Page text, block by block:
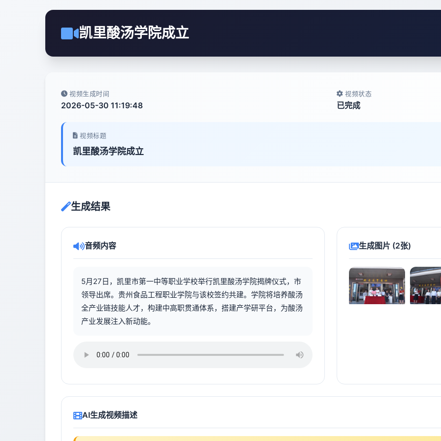
凯里酸汤学院成立
视频生成时间
2026-05-30 11:19:48
视频状态
已完成
视频标题
凯里酸汤学院成立
生成结果
音频内容
5月27日，凯里市第一中等职业学校举行凯里酸汤学院揭牌仪式，市
领导出席。贵州食品工程职业学院与该校签约共建。学院将培养酸汤
全产业链技能人才，构建中高职贯通体系，搭建产学研平台，为酸汤
产业发展注入新动能。
生成图片 (2张)
AI生成视频描述